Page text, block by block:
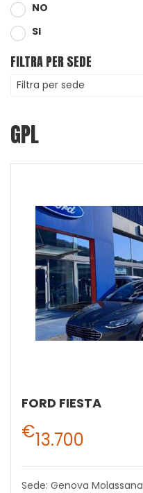
NO
SI
FILTRA PER SEDE
Filtra per sede
GPL
FORD FIESTA
€13.700
Sede: Genova Molassana